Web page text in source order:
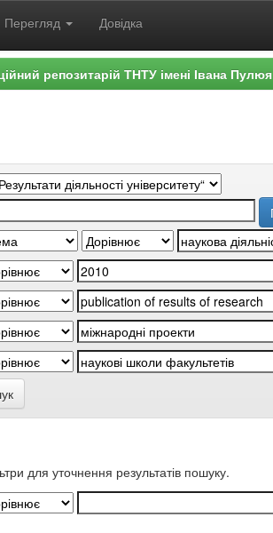
Перегляд Довідка
репозитарій ТНТУ імені Івана Пулюя
для уточнення результатів пошуку.